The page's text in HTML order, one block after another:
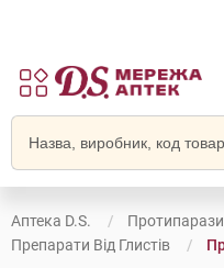
Аптека D.S.
Препарати Від Глистів